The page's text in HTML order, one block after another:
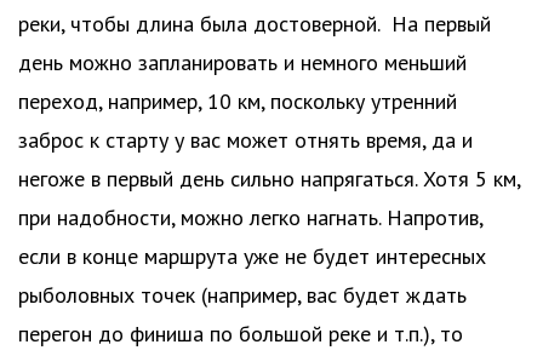
реки, чтобы длина была достоверной. На первый
день можно запланировать и немного меньший
переход, например, 10 км, поскольку утренний
заброс к старту у вас может отнять время, да и
негоже в первый день сильно напрягаться. Хотя 5 км,
при надобности, можно легко нагнать. Напротив,
если в конце маршрута уже не будет интересных
рыболовных точек (например, вас будет ждать
перегон до финиша по большой реке и т.п.), то